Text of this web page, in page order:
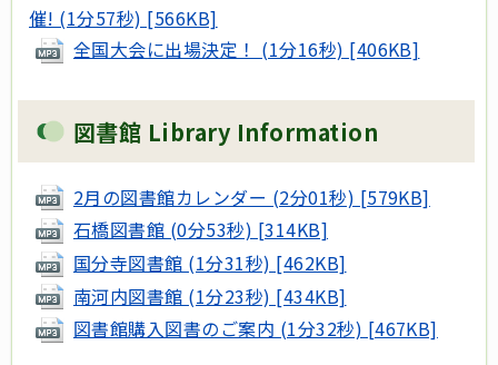
催! (1分57秒) [566KB]
全国大会に出場決定！ (1分16秒) [406KB]
図書館 Library Information
2月の図書館カレンダー (2分01秒) [579KB]
石橋図書館 (0分53秒) [314KB]
国分寺図書館 (1分31秒) [462KB]
南河内図書館 (1分23秒) [434KB]
図書館購入図書のご案内 (1分32秒) [467KB]